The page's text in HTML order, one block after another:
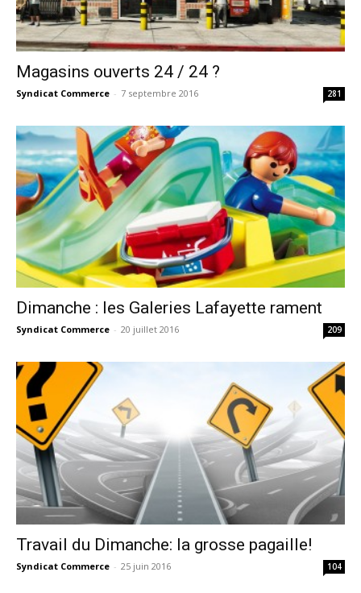
Magasins ouverts 24 / 24 ?
Syndicat Commerce - 7 septembre 2016 281
Dimanche : les Galeries Lafayette rament
Syndicat Commerce - 20 juillet 2016 209
Travail du Dimanche: la grosse pagaille!
Syndicat Commerce - 25 juin 2016 104